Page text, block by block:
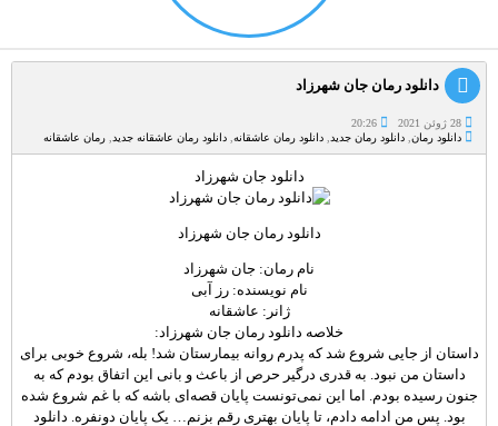
دانلود رمان جان شهرزاد
28 ژوئن 2021
20:26
دانلود رمان, دانلود رمان جدید دانلود رمان عاشقانه, دانلود رمان عاشقانه جدید رمان عاشقانه
دانلود جان شهرزاد
دانلود رمان جان شهرزاد
نام رمان: جان شهرزاد
نام نویسنده: رز آبی
ژانر: عاشقانه
خلاصه دانلود رمان جان شهرزاد:
داستان از جایی شروع شد که پدرم روانه بیمارستان شد! بله، شروع خوبی برای
داستان من نبود. به قدری درگیر حرص از باعث و بانی این اتفاق بودم که به
جنون رسیده بودم. اما این نمی‌تونست پایان قصه‌ای باشه که با غم شروع شده
بود. پس من ادامه دادم، تا پایان بهتری رقم بزنم… یک پایان دونفره. دانلود